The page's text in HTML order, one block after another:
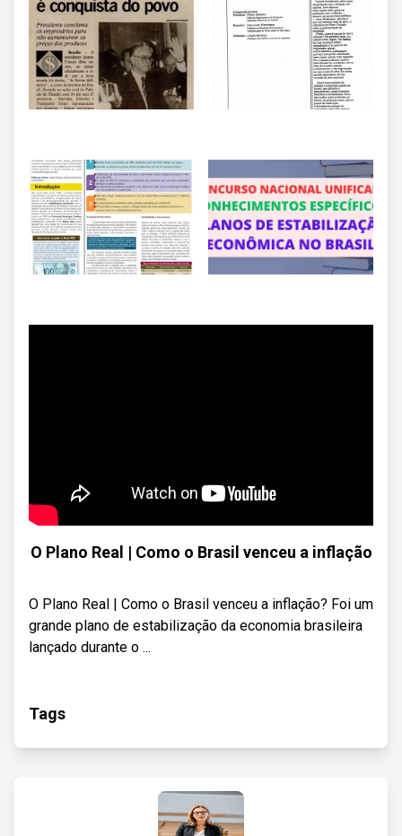
O Plano Real | Como o Brasil venceu a inflação
O Plano Real | Como o Brasil venceu a inflação? Foi um
grande plano de estabilização da economia brasileira
lançado durante o ...
Tags